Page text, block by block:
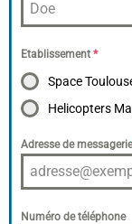
Etablissement *
Space
Helicopters
Adresse de
Numéro de téléphone